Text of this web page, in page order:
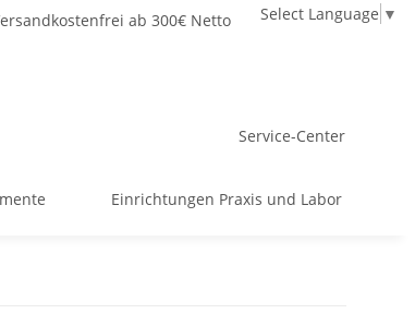
ab 300€ Netto Select Language ▼
Service-Center
Einrichtungen Praxis und Labor